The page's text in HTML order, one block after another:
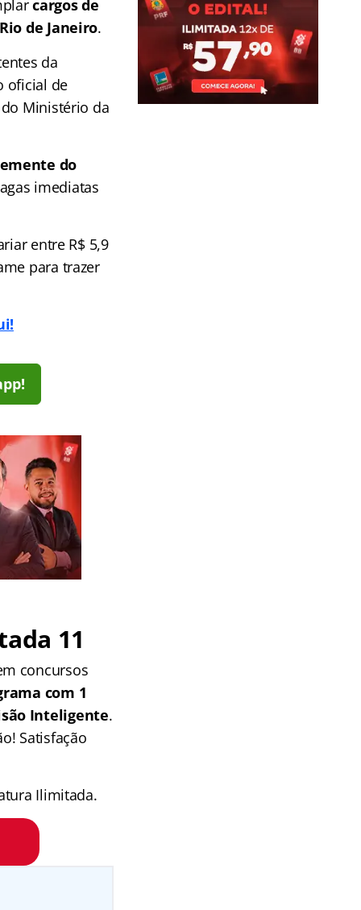
cargos de
de Janeiro.
da
oficial de
Ministério da
do
imediatas
entre R$ 5,9
para trazer
11
concursos
com 1
Inteligente.
Satisfação
Ilimitada.